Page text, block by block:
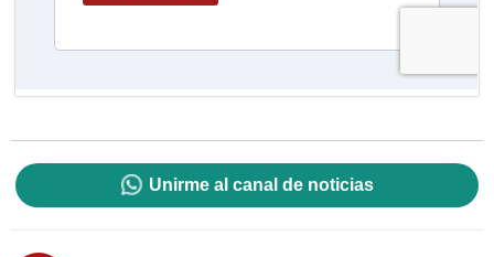
Unirme al canal de noticias